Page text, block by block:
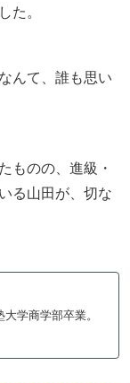
た。
んて、誰も思い
ものの、進級・
る山田が、切な
学商学部卒業。